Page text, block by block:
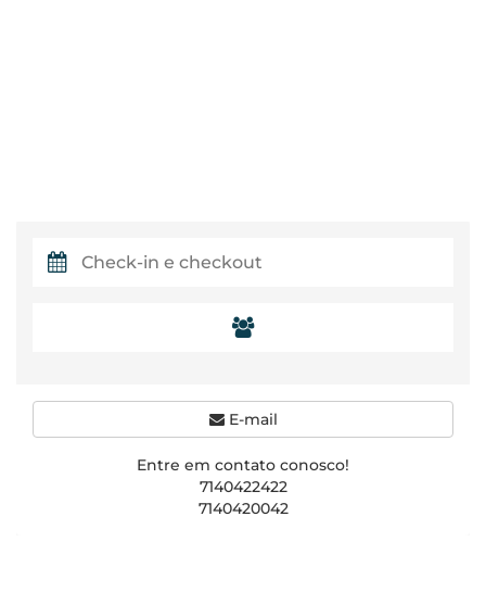
E-mail
Entre em contato conosco!
7140422422
7140420042